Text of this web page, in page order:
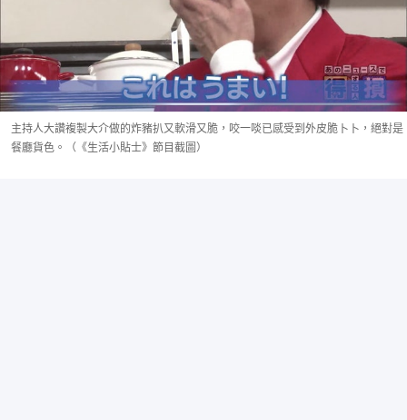
主持人大讚複製大介做的炸豬扒又軟滑又脆，咬一啖已感受到外皮脆卜卜，絕對是
餐廳貨色。（《生活小貼士》節目截圖）